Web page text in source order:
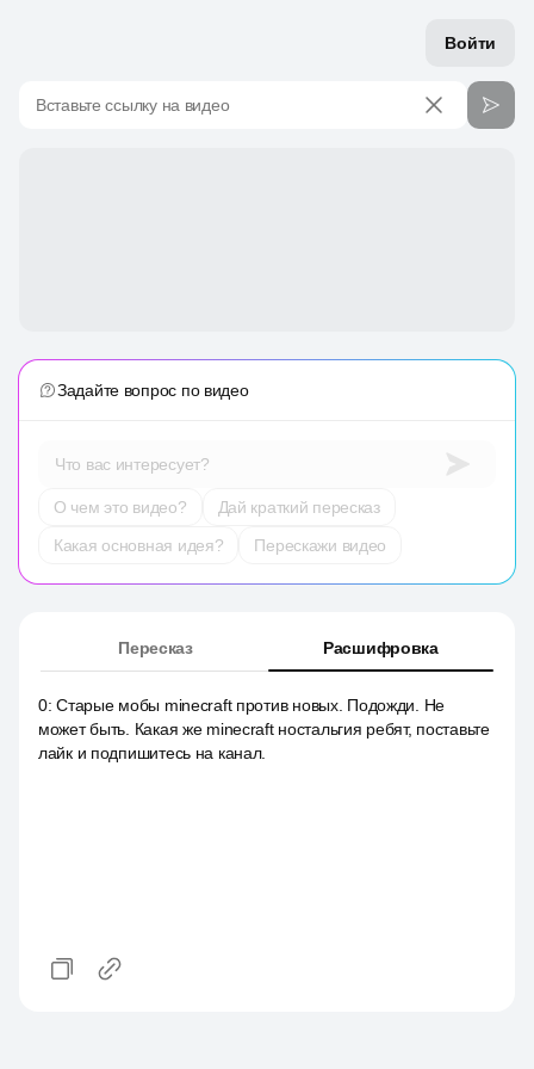
Войти
Вставьте ссылку на видео
Задайте вопрос по видео
Что вас интересует?
О чем это видео?
Дай краткий пересказ
Какая основная идея?
Перескажи видео
Пересказ Расшифровка
0:Старые мобы minecraft против новых. Подожди. Не
может быть. Какая же minecraft ностальгия ребят, поставьте
лайк и подпишитесь на канал.